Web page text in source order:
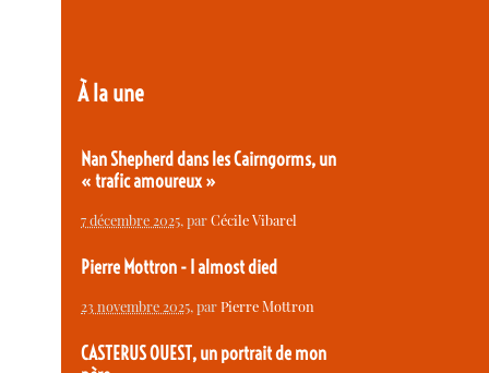
À la une
Nan Shepherd dans les Cairngorms, un
« trafic amoureux »
7 décembre 2025, parCécile Vibarel
Pierre Mottron - I almost died
23 novembre 2025, parPierre Mottron
CASTERUS OUEST, un portrait de mon